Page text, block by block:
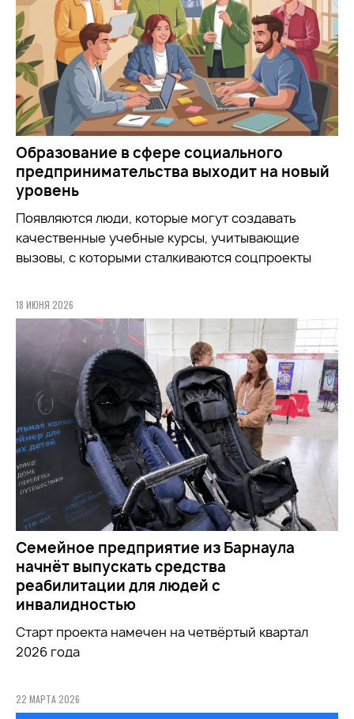
Образование в сфере социального
предпринимательства выходит на новый
уровень
Появляются люди, которые могут создавать
качественные учебные курсы, учитывающие
вызовы, с которыми сталкиваются соцпроекты
18 ИЮНЯ 2026
Семейное предприятие из Барнаула
начнёт выпускать средства
реабилитации для людей с
инвалидностью
Старт проекта намечен на четвёртый квартал
2026 года
22 МАРТА 2026